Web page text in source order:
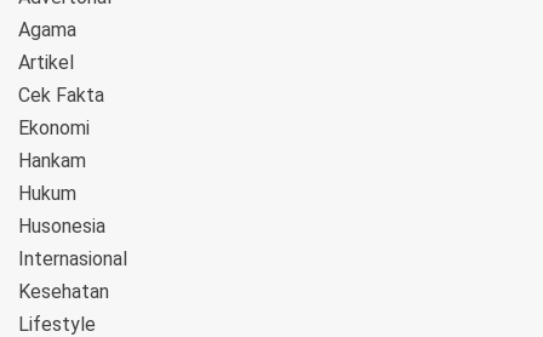
Agama
Artikel
Cek Fakta
Ekonomi
Hankam
Hukum
Husonesia
Internasional
Kesehatan
Lifestyle